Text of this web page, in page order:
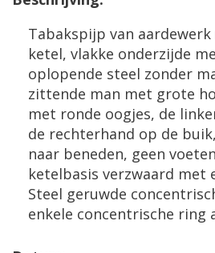
Tabakspijp van
ketel, vlakke onderzijde
oplopende steel zonder
zittende man met grote
met ronde oogjes, de
de rechterhand op de
naar beneden, geen
ketelbasis verzwaard met
Steel geruwde
enkele concentrische ring